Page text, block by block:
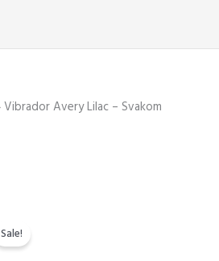
Vibrador Avery Lilac – Svakom
Sale!